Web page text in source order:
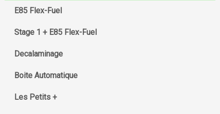
E85 Flex-Fuel
Stage 1 + E85 Flex-Fuel
Decalaminage
Boite Automatique
Les Petits +